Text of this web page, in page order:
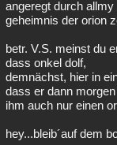
angeregt durch
geheimnis der orion
betr. V.S. meinst du
dass onkel dolf,
demnächst, hier in
dass er dann
ihm auch nur einen
hey...bleib´auf dem